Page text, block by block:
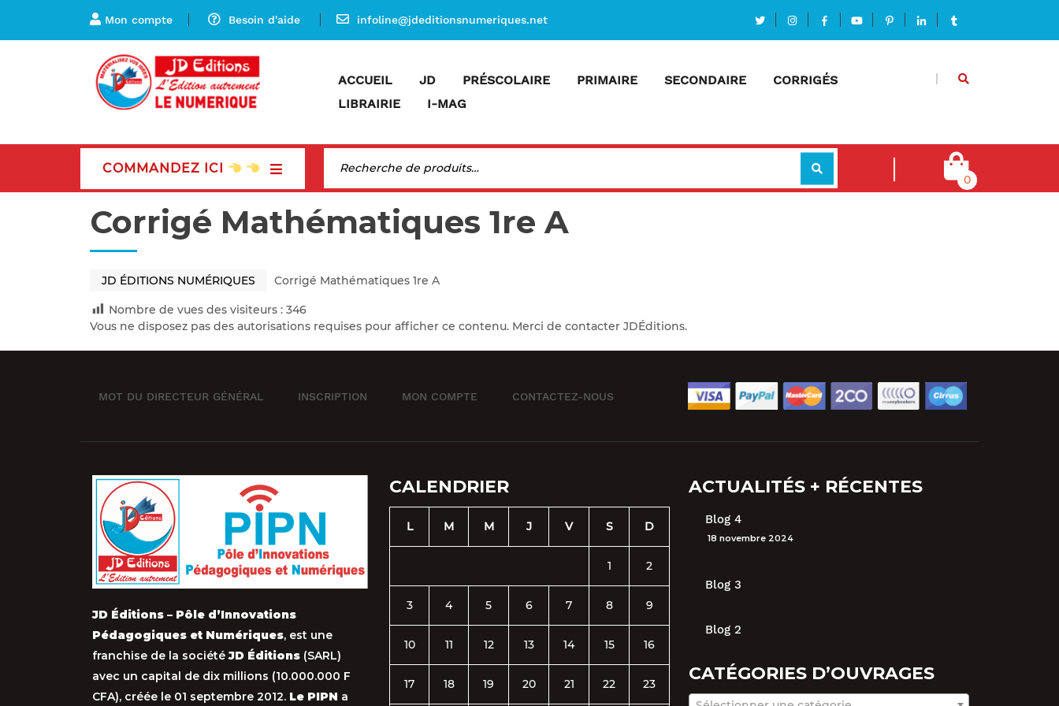
Mon compte Besoin d'aide infoline@jdeditionsnumeriques.net
ACCUEIL JD PRÉSCOLAIRE PRIMAIRE SECONDAIRE
CORRIGÉS
LIBRAIRIE
I-MAG
COMMANDEZ ICI
0
Corrigé Mathématiques 1re A
JD ÉDITIONS NUMÉRIQUES Corrigé Mathématiques 1re A
Nombre de vues des visiteurs : 346
Vous ne disposez pas des autorisations requises pour afficher ce contenu. Merci de contacter JDÉditions.
MOT DU DIRECTEUR GÉNÉRAL INSCRIPTION MON COMPTE CONTACTEZ-NOUS
JD Éditions – Pôle d’Innovations
Pédagogiques et Numériques, est une
franchise de la sociétéJD Éditions (SARL)
avec un capital de dix millions (10.000.000 F
CFA), créée le 01 septembre 2012. Le PIPN a
CALENDRIER
L M M J V S D
1 2
3 4 5 6 7 8 9
10 11 12 13 14 15 16
17 18 19 20 21 22 23
ACTUALITÉS + RÉCENTES
Blog 4
18 novembre 2024
Blog 3
Blog 2
CATÉGORIES D’OUVRAGES